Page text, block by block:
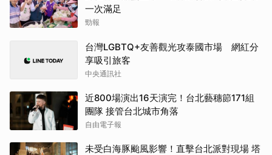
一次滿足
勁報
台灣LGBTQ+友善觀光攻泰國市場 網紅分
享吸引旅客
中央通訊社
近800場演出16天演完！台北藝穗節171組
團隊 接管台北城市角落
自由電子報
未受白海豚颱風影響！直擊台北派對現場 塔